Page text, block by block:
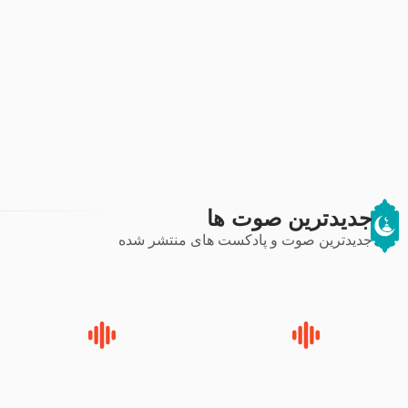
جدیدترین صوت ها
جدیدترین صوت و پادکست های منتشر شده